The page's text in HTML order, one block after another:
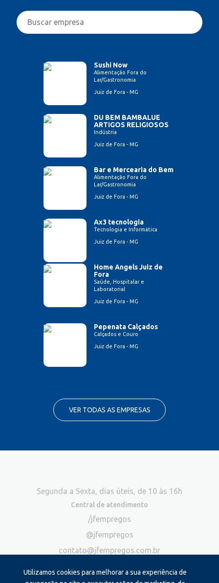
Sushi Now
Alimentação Fora do
Lar/Gastronomia
Juiz de Fora - MG
DU BEM BAMBALUE
ARTIGOS RELIGIOSOS
Indústria
Juiz de Fora - MG
Bar e Mercearia do Bem
Alimentação Fora do
Lar/Gastronomia
Juiz de Fora - MG
Ax3 tecnologia
Tecnologia e Informática
Juiz de Fora - MG
Home Angels Juiz de
Fora
Saúde, Hospitalar e
Laboratorial
Juiz de Fora - MG
Pepenata Calçados
Calçados e Couro
Juiz de Fora - MG
VER TODAS AS EMPRESAS
Utilizamos cookies para melhorar a sua experiência de
Segunda a Sexta, dias úteis, de 10 às 16h
Central de atendimento
/jfempregos
@jfempregos
contato@jfempregos.com.br